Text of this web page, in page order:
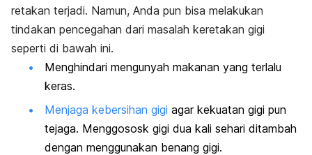
retakan terjadi. Namun, Anda pun bisa melakukan
tindakan pencegahan dari masalah keretakan gigi
seperti di bawah ini.
Menghindari mengunyah makanan yang terlalu
keras.
Menjaga kebersihan gigi agar kekuatan gigi pun
tejaga. Menggososk gigi dua kali sehari ditambah
dengan menggunakan benang gigi.